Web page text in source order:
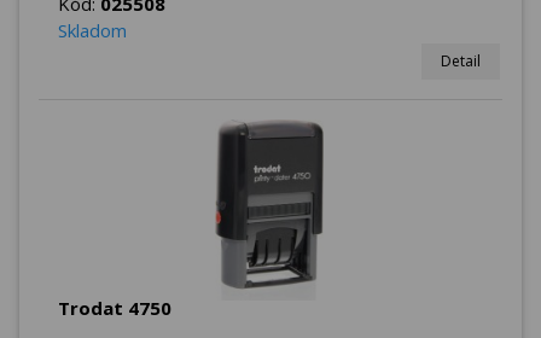
Skladom
Detail
Trodat 4750